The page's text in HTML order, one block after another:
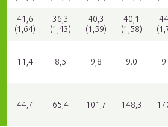
41,6
(1,64)
36,3
(1,43)
40,3
(1,59)
40,1
(1,58)
11,4 8,5 9,8 9.0
44,7 65,4 101,7 148,3